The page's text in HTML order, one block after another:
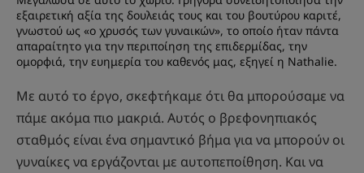
εξαιρετική αξία της δουλειάς τους και του βουτύρου καριτέ,
γνωστού ως «ο χρυσός των γυναικών», το οποίο ήταν πάντα
απαραίτητο για την περιποίηση της επιδερμίδας, την
ομορφιά, την ευημερία του καθενός μας, εξηγεί η Nathalie.
Με αυτό το έργο, σκεφτήκαμε ότι θα μπορούσαμε να
πάμε ακόμα πιο μακριά. Αυτός ο βρεφονηπιακός
σταθμός είναι ένα σημαντικό βήμα για να μπορούν οι
γυναίκες να εργάζονται με αυτοπεποίθηση. Και να